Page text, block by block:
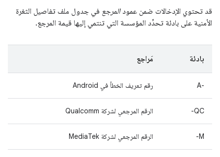
قد تحتوي الإدخالات ضمن عمودالمرجع في جدول ملف تفاصيل الثغرة
الأمنية على بادئة تحدِّد المؤسسة التي تنتمي إليها قيمة المرجع.
بادئة مَراجع
A-‎ رقم تعريف الخطأ في Android
QC- الرقم المرجعي لشركة Qualcomm
M- الرقم المرجعي لشركة MediaTek